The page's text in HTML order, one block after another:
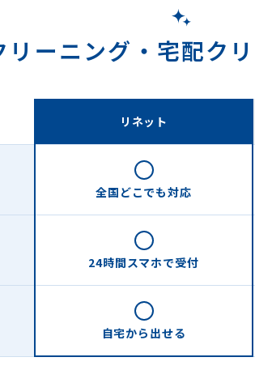
リーニング・ 宅配ク
リネット
全国どこでも対応
24時間スマホで受付
自宅から 出せる